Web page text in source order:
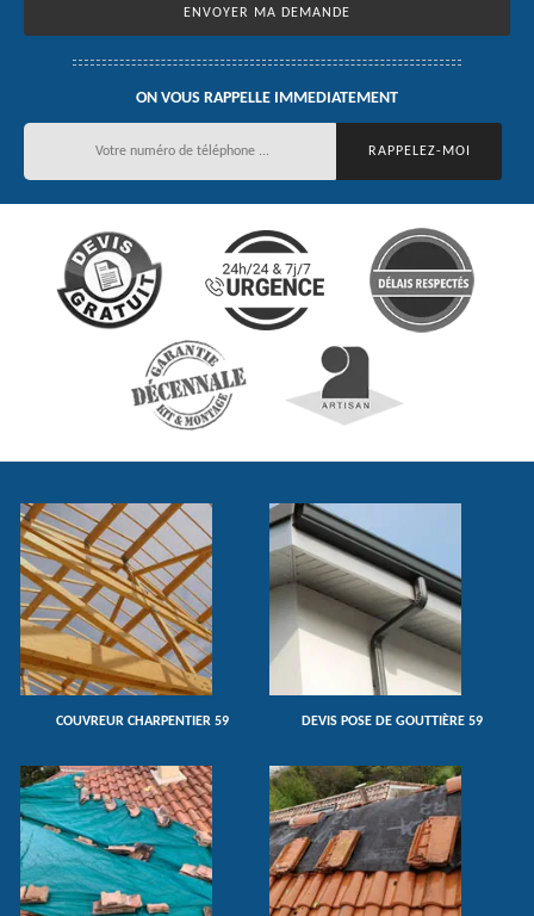
ON VOUS RAPPELLE IMMEDIATEMENT
COUVREUR CHARPENTIER 59 DEVIS POSE DE GOUTTIÈRE 59